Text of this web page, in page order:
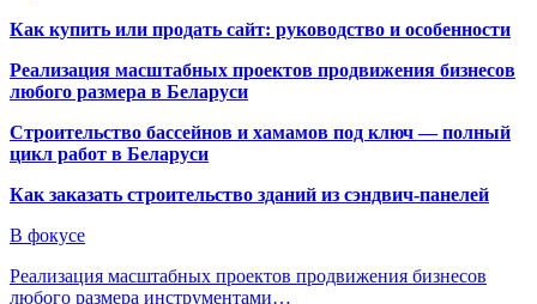
Как купить или продать сайт: руководство и особенности
Реализация масштабных проектов продвижения бизнесов
любого размера в Беларуси
Строительство бассейнов и хамамов под ключ — полный
цикл работ в Беларуси
Как заказать строительство зданий из сэндвич-панелей
В фокусе
Реализация масштабных проектов продвижения бизнесов
любого размера инструментами…